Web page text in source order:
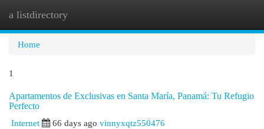
a listdirectory
Home
1
Apartamentos de Exclusivas en Santa María, Panamá: Tu Refugio
Perfecto
Internet
66 days ago vinnyxqtz550476